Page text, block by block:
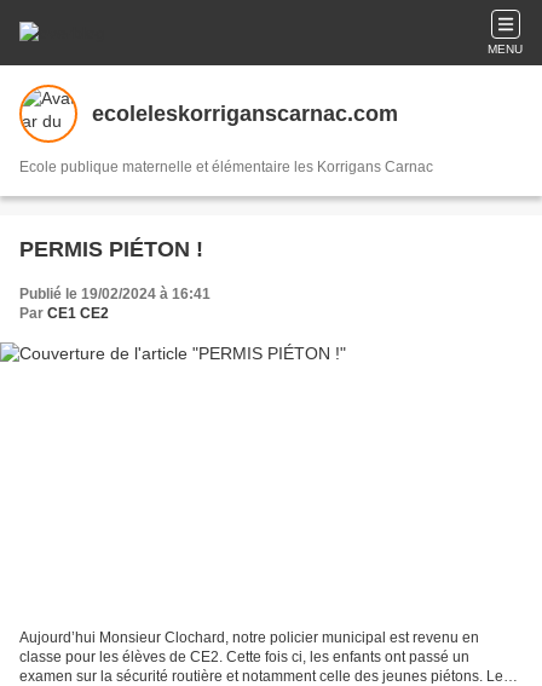
MENU
ecoleleskorriganscarnac.com
Ecole publique maternelle et élémentaire les Korrigans Carnac
PERMIS PIÉTON !
Publié le 19/02/2024 à 16:41
Par CE1 CE2
Aujourd’hui Monsieur Clochard, notre policier municipal est revenu en
classe pour les élèves de CE2. Cette fois ci, les enfants ont passé un
examen sur la sécurité routière et notamment celle des jeunes piétons. Les